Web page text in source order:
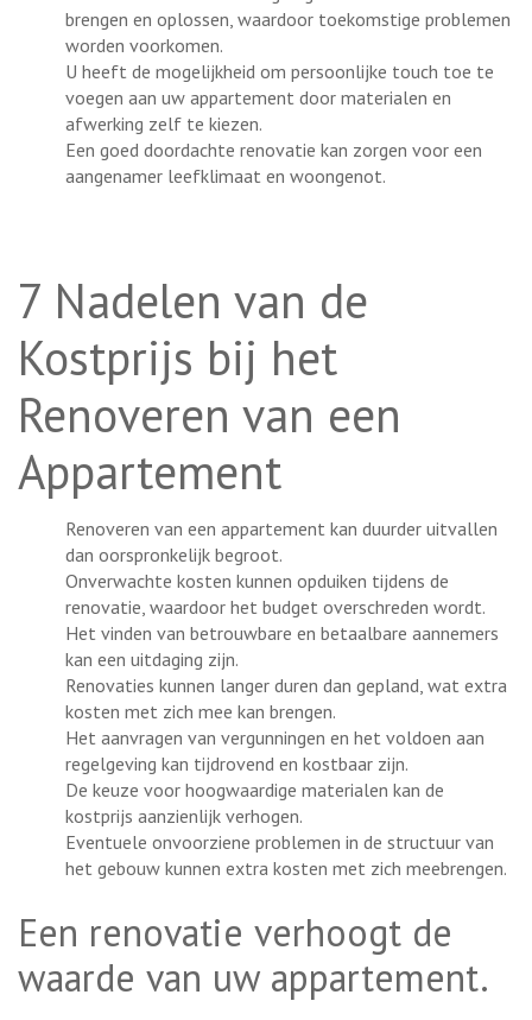
brengen en oplossen, waardoor toekomstige problemen
worden voorkomen.
U heeft de mogelijkheid om persoonlijke touch toe te
voegen aan uw appartement door materialen en
afwerking zelf te kiezen.
Een goed doordachte renovatie kan zorgen voor een
aangenamer leefklimaat en woongenot.
7 Nadelen van de
Kostprijs bij het
Renoveren van een
Appartement
Renoveren van een appartement kan duurder uitvallen
dan oorspronkelijk begroot.
Onverwachte kosten kunnen opduiken tijdens de
renovatie, waardoor het budget overschreden wordt.
Het vinden van betrouwbare en betaalbare aannemers
kan een uitdaging zijn.
Renovaties kunnen langer duren dan gepland, wat extra
kosten met zich mee kan brengen.
Het aanvragen van vergunningen en het voldoen aan
regelgeving kan tijdrovend en kostbaar zijn.
De keuze voor hoogwaardige materialen kan de
kostprijs aanzienlijk verhogen.
Eventuele onvoorziene problemen in de structuur van
het gebouw kunnen extra kosten met zich meebrengen.
Een renovatie verhoogt de
waarde van uw appartement.